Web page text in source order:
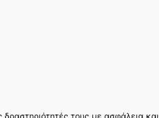
δραστηριότητές τους με ασφάλεια και